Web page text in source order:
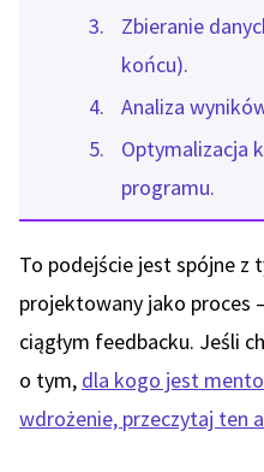
Zbieranie
końcu).
Analiza
Optymalizacja
programu.
To podejście jest spójne
projektowany jako proces
ciągłym feedbacku. Jeśli
o tym, dla kogo jest
wdrożenie, przeczytaj ten